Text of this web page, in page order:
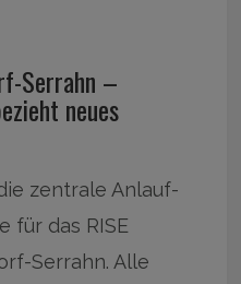
Serrahn –
neues
zentrale Anlauf-
für das RISE
Serrahn. Alle